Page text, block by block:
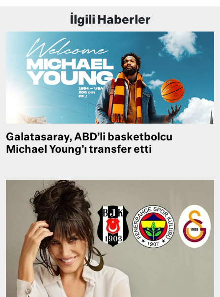
İlgili Haberler
Galatasaray, ABD’li basketbolcu
Michael Young’ı transfer etti